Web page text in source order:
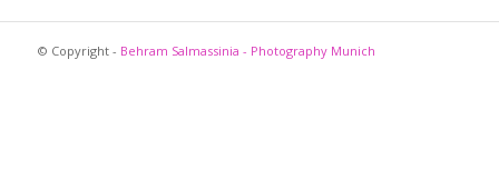
© Copyright - Behram Salmassinia - Photography Munich